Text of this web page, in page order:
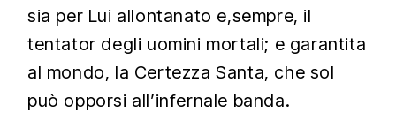
sia per Lui allontanato e,sempre, il
tentator degli uomini mortali; e garantita
al mondo, la Certezza Santa, che sol
può opporsi all’infernale banda.